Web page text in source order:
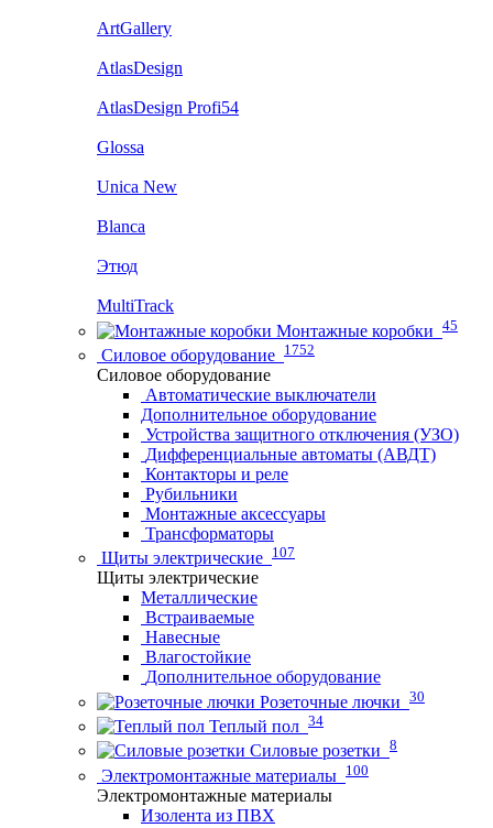
ArtGallery
AtlasDesign
AtlasDesign Profi54
Glossa
Unica New
Blanca
Этюд
MultiTrack
Монтажные коробки 45
Силовое оборудование 1752
Силовое оборудование
Автоматические выключатели
Дополнительное оборудование
Устройства защитного отключения (УЗО)
Дифференциальные автоматы (АВДТ)
Контакторы и реле
Рубильники
Монтажные аксессуары
Трансформаторы
Щиты электрические 107
Щиты электрические
Металлические
Встраиваемые
Навесные
Влагостойкие
Дополнительное оборудование
Розеточные лючки 30
Теплый пол 34
Силовые розетки 8
Электромонтажные материалы 100
Электромонтажные материалы
Изолента из ПВХ